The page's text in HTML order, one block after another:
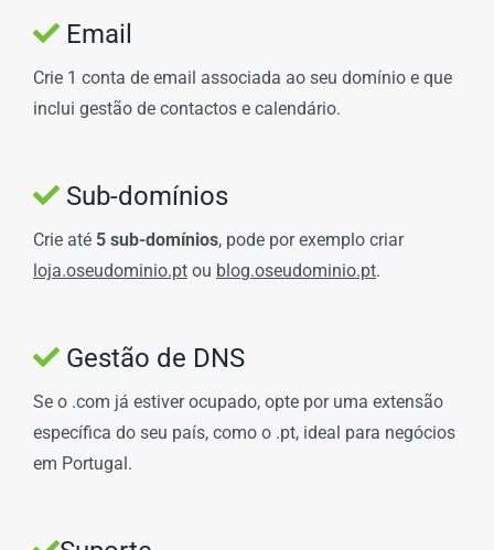
Email
Crie 1 conta de email associada ao seu domínio e que
inclui gestão de contactos e calendário.
Sub-domínios
Crie até 5 sub-domínios, pode por exemplo criar
loja.oseudominio.ptou blog.oseudominio.pt.
Gestão de DNS
Se o .com já estiver ocupado, opte por uma extensão
específica do seu país, como o .pt, ideal para negócios
em Portugal.